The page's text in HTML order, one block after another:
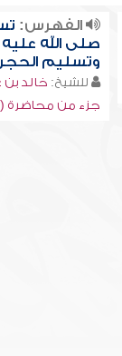
الفهرس:
صلى الله
وتسليم
للشيخ: خالد
جزء من محاضرة (